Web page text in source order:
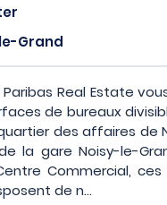
Grand
Paribas Real Estate
de bureaux
des affaires de
la gare Noisy-le-
Commercial,
de n...